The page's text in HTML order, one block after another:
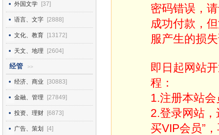
外国文学 [37]
语言、文字 [2888]
文化、教育 [13172]
天文、地理 [2604]
经管 >>
经济、商业 [30883]
金融、管理 [27849]
投资、理财 [6873]
广告、策划 [4]
密码错误，
成功付款，
服产生的损
即日起网站
程：
1.注册本站会
2.登录网站，
买VIP会员”